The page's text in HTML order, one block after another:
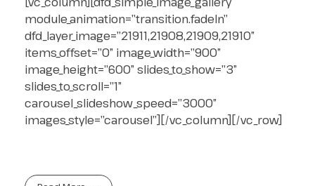
module_animation=”transition.fadeIn”
dfd_layer_image=”21911,21908,21909,21910″
items_offset=”0″ image_width=”900″
image_height=”600″ slides_to_show=”3″
slides_to_scroll=”1″
carousel_slideshow_speed=”3000″
images_style=”carousel”][/vc_column][/vc_row]